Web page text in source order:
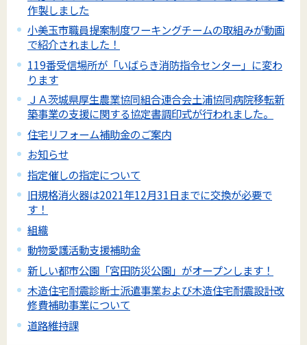
作製しました
小美玉市職員提案制度ワーキングチームの取組みが動画
で紹介されました！
119番受信場所が「いばらき消防指令センター」に変わ
ります
ＪＡ茨城県厚生農業協同組合連合会土浦協同病院移転新
築事業の支援に関する協定書調印式が行われました。
住宅リフォーム補助金のご案内
お知らせ
指定催しの指定について
旧規格消火器は2021年12月31日までに交換が必要で
す！
組織
動物愛護活動支援補助金
新しい都市公園「宮田防災公園」がオープンします！
木造住宅耐震診断士派遣事業および木造住宅耐震設計改
修費補助事業について
道路維持課